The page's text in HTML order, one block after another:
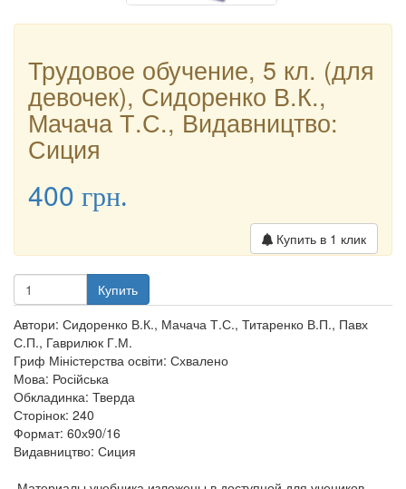
Трудовое обучение, 5 кл. (для
девочек), Сидоренко В.К.,
Мачача Т.С., Видавництво:
Сиция
400 грн.
Купить в 1 клик
Купить
Автори: Сидоренко В.К., Мачача Т.С., Титаренко В.П., Павх
С.П., Гаврилюк Г.М.
Гриф Міністерства освіти: Схвалено
Мова: Російська
Обкладинка: Тверда
Сторінок: 240
Формат: 60х90/16
Видавництво: Сиция